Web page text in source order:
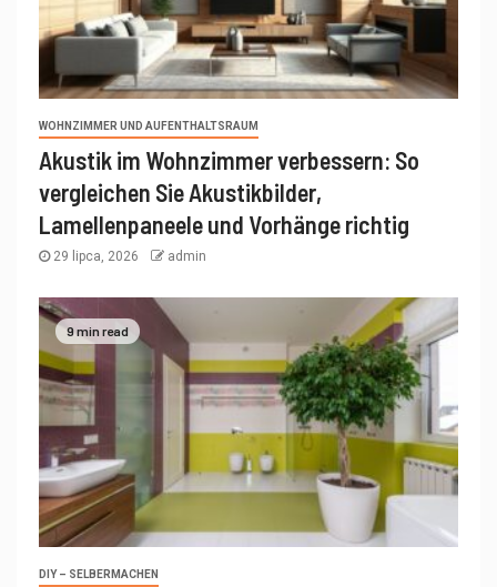
WOHNZIMMER UND AUFENTHALTSRAUM
Akustik im Wohnzimmer verbessern: So
vergleichen Sie Akustikbilder,
Lamellenpaneele und Vorhänge richtig
29 lipca, 2026 admin
9 min read
DIY – SELBERMACHEN